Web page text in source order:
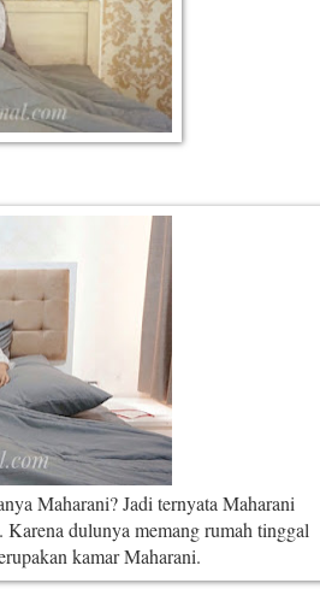
Maharani? Jadi ternyata Maharani
dulunya memang rumah tinggal
kamar Maharani.